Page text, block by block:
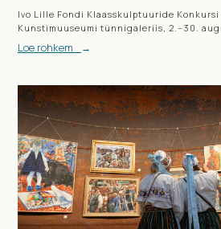
Ivo Lille Fondi Klaasskulptuuride
Kunstimuuseumi tünnigaleriis, 2.–30.
Loe rohkem →